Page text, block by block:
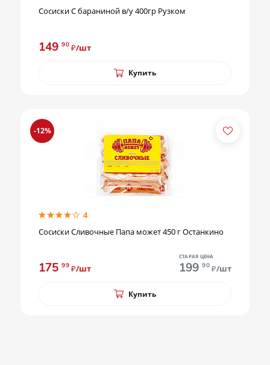
Сосиски С бараниной в/у 400гр Рузком
149 90 ₽/шт
Купить
-12%
4
Сосиски Сливочные Папа может 450 г Останкино
175 99 ₽/шт
СТАРАЯ ЦЕНА
199 90 ₽/шт
Купить